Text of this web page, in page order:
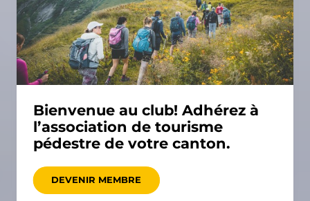
Bienvenue au club! Adhérez à
l’association de tourisme
pédestre de votre canton.
DEVENIR MEMBRE